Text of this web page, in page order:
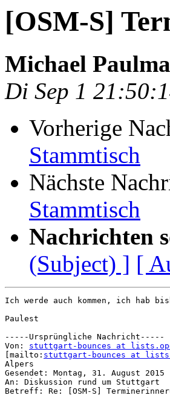
[OSM-S]
Michael
Di Sep 1
Vorherige
Stammtisch
Nächste
Stammtisch
Nachrichten
(Subject) ] [
Ich werde auch kommen, ich hab
Paulest
-----Ursprüngliche Nachricht-----
Von: stuttgart-bounces at
[mailto: stuttgart-bounces at
Alpers
Gesendet: Montag, 31. August 2015
An: Diskussion rund um Stuttgart
Betreff: Re: [OSM-S]